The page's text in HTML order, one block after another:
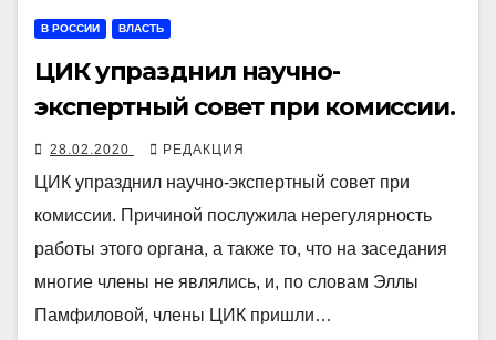
В РОССИИ ВЛАСТЬ
ЦИК упразднил научно-
экспертный совет при комиссии.
28.02.2020 РЕДАКЦИЯ
ЦИК упразднил научно-экспертный совет при
комиссии. Причиной послужила нерегулярность
работы этого органа, а также то, что на заседания
многие члены не являлись, и, по словам Эллы
Памфиловой, члены ЦИК пришли…